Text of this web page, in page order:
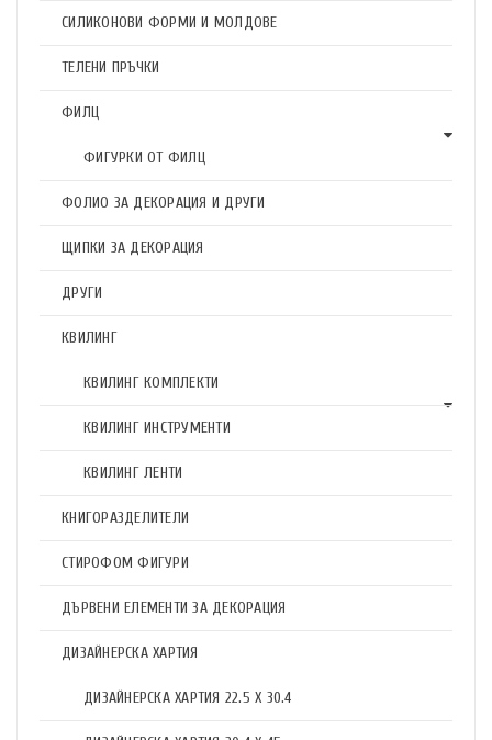
СИЛИКОНОВИ ФОРМИ И МОЛДОВЕ
ТЕЛЕНИ ПРЪЧКИ
ФИЛЦ
ФИГУРКИ ОТ ФИЛЦ
ФОЛИО ЗА ДЕКОРАЦИЯ И ДРУГИ
ЩИПКИ ЗА ДЕКОРАЦИЯ
ДРУГИ
КВИЛИНГ
КВИЛИНГ КОМПЛЕКТИ
КВИЛИНГ ИНСТРУМЕНТИ
КВИЛИНГ ЛЕНТИ
КНИГОРАЗДЕЛИТЕЛИ
СТИРОФОМ ФИГУРИ
ДЪРВЕНИ ЕЛЕМЕНТИ ЗА ДЕКОРАЦИЯ
ДИЗАЙНЕРСКА ХАРТИЯ
ДИЗАЙНЕРСКА ХАРТИЯ 22.5 X 30.4